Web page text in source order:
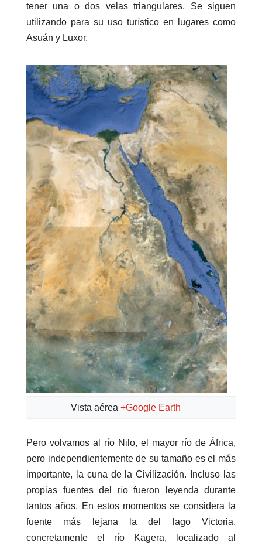
tener una o dos velas triangulares. Se siguen
utilizando para su uso turístico en lugares como
Asuán y Luxor.
Vista aérea +Google Earth
Pero volvamos al río Nilo, el mayor río de África,
pero independientemente de su tamaño es el más
importante, la cuna de la Civilización. Incluso las
propias fuentes del río fueron leyenda durante
tantos años. En estos momentos se considera la
fuente más lejana la del lago Victoria,
concretamente el río Kagera, localizado al